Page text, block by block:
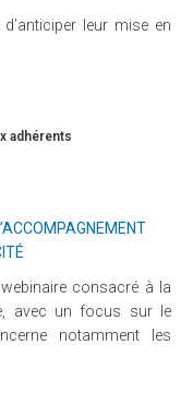
leur mise en
adhérents
consacré à la
avec un focus sur le
notamment les